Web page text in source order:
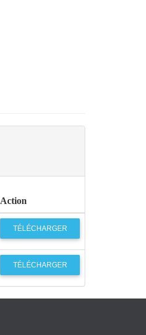
Action
TÉLÉCHARGER
TÉLÉCHARGER